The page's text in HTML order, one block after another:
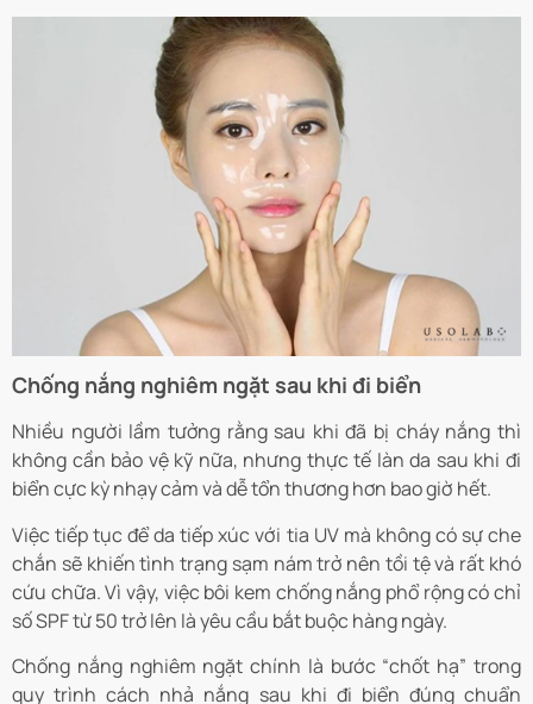
Chống nắng nghiêm ngặt sau khi đi biển
Nhiều người lầm tưởng rằng sau khi đã bị cháy nắng thì
không cần bảo vệ kỹ nữa, nhưng thực tế làn da sau khi đi
biển cực kỳ nhạy cảm và dễ tổn thương hơn bao giờ hết.
Việc tiếp tục để da tiếp xúc với tia UV mà không có sự che
chắn sẽ khiến tình trạng sạm nám trở nên tồi tệ và rất khó
cứu chữa. Vì vậy, việc bôi kem chống nắng phổ rộng có chỉ
số SPF từ 50 trở lên là yêu cầu bắt buộc hàng ngày.
Chống nắng nghiêm ngặt chính là bước “chốt hạ” trong
quy trình cách nhả nắng sau khi đi biển đúng chuẩn